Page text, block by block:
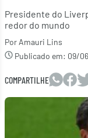
Presidente do
redor do mundo
Por Amauri Lins
Publicado em: 09/
COMPARTILHE